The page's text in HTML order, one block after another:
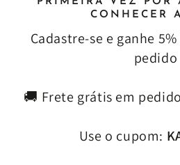
CONHECER
Cadastre‑se e ganhe
pedido
🚚 Frete grátis em
Use o cupom: